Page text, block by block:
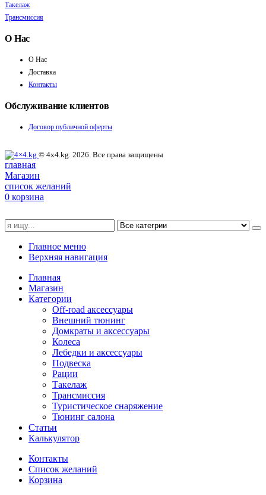
Такелаж
Трансмиссия
О Нас
О Нас
Доставка
Контакты
Обслуживание клиентов
Договор публичной оферты
© 4x4.kg. 2026. Все права защищены
главная
Магазин
список желаний
0 корзина
Главное меню
Верхняя навигация
Главная
Магазин
Категории
Off-road аксессуары
Внешний тюнинг
Домкраты и аксессуары
Колеса
Лебедки и аксессуары
Подвеска
Рации
Такелаж
Трансмиссия
Туристическое снаряжение
Тюнинг салона
Статьи
Калькулятор
Контакты
Список желаний
Корзина